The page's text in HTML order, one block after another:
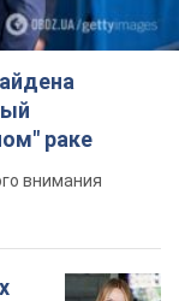
раке
внимания